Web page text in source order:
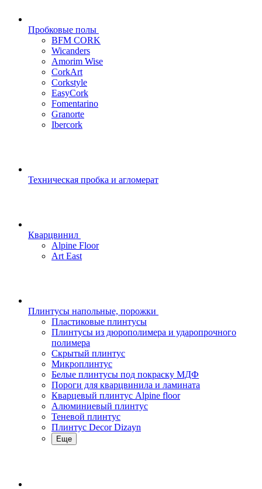
Пробковые полы
BFM CORK
Wicanders
Amorim Wise
CorkArt
Corkstyle
EasyCork
Fomentarino
Granorte
Ibercork
Техническая пробка и агломерат
Кварцвинил
Alpine Floor
Art East
Плинтусы напольные, порожки
Пластиковые плинтусы
Плинтусы из дюрополимера и ударопрочного
полимера
Скрытый плинтус
Микроплинтус
Белые плинтусы под покраску МДФ
Пороги для кварцвинила и ламината
Кварцевый плинтус Alpine floor
Алюминиевый плинтус
Теневой плинтус
Плинтус Decor Dizayn
Еще